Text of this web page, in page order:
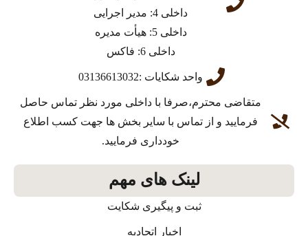
داخلی 4: مدیر اجرایی
داخلی 5: هیأت مدیره
داخلی 6: فاکس
واحد شکایات :03136613032
متقاضی محترم،صرفا با داخلی مورد نظر تماس حاصل
فرمایید و از تماس با سایر بخش ها جهت کسب اطلاع
خودداری فرمایید.
لینک های مهم
ثبت و پیگیری شکایت
اخبار اتحادیه